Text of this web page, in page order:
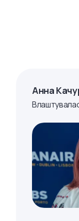
Анна